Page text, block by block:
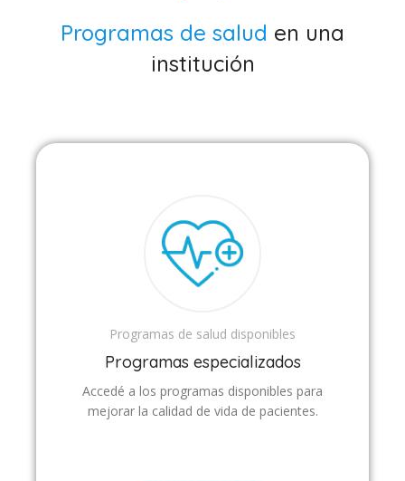
Programas de salud en una
institución
Programas de salud disponibles
Programas especializados
Accedé a los programas disponibles para
mejorar la calidad de vida de pacientes.